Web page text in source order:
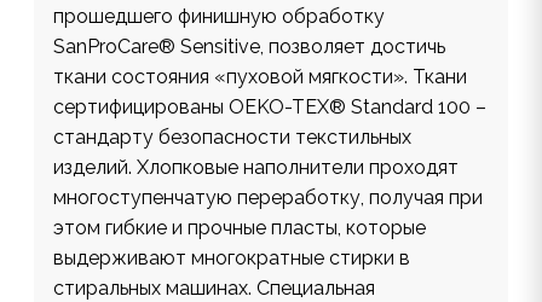
прошедшего финишную обработку
SanProCare® Sensitive, позволяет достичь
ткани состояния «пуховой мягкости». Ткани
сертифицированы OEKO-TEX® Standard 100 –
стандарту безопасности текстильных
изделий. Хлопковые наполнители проходят
многоступенчатую переработку, получая при
этом гибкие и прочные пласты, которые
выдерживают многократные стирки в
стиральных машинах. Специальная